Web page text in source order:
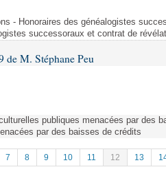
- Honoraires des généalogistes
successoraux et contrat de
de M. Stéphane Peu
publiques menacées par des
par des baisses de crédits
7 8 9 10 11 12 13